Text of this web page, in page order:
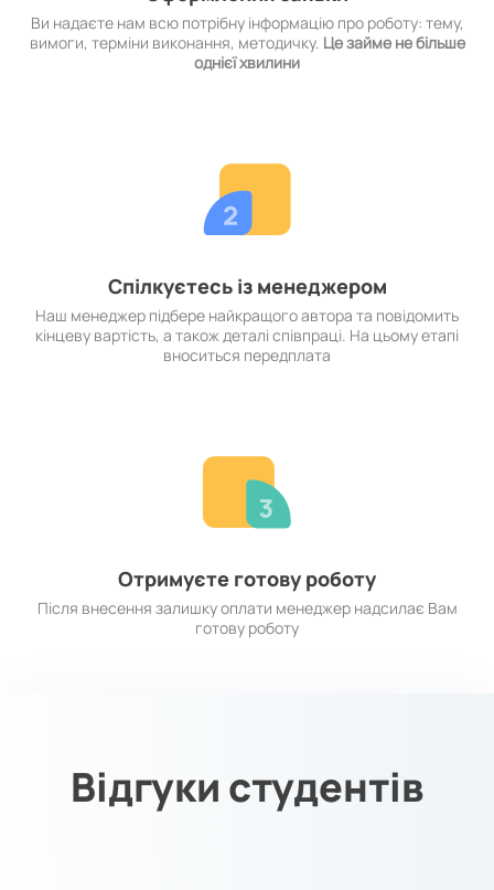
Ви надаєте нам всю потрібну інформацію про роботу: тему,
вимоги, терміни виконання, методичку. Це займе не більше
однієї хвилини
Спілкуєтесь із менеджером
Наш менеджер підбере найкращого автора та повідомить
кінцеву вартість, а також деталі співпраці. На цьому етапі
вноситься передплата
Отримуєте готову роботу
Після внесення залишку оплати менеджер надсилає Вам
готову роботу
Відгуки студентів